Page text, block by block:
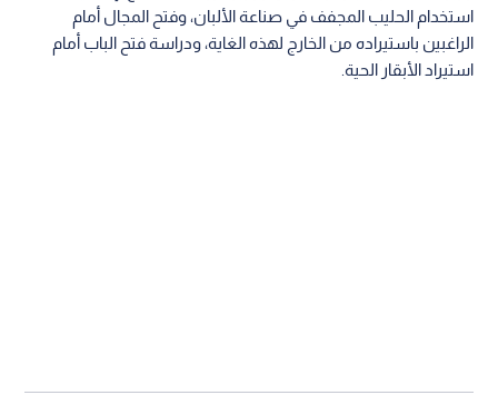
استخدام الحليب المجفف في صناعة الألبان، وفتح المجال أمام
الراغبين باستيراده من الخارج لهذه الغاية، ودراسة فتح الباب أمام
استيراد الأبقار الحية.